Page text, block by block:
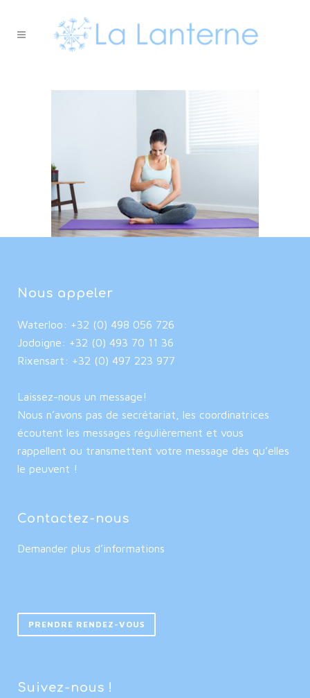
Nous appeler
Waterloo: +32 (0) 498 056 726
Jodoigne: +32 (0) 493 70 11 36
Rixensart: +32 (0) 497 223 977
Laissez-nous un message!
Nous n’avons pas de secrétariat, les coordinatrices
écoutent les messages régulièrement et vous
rappellent ou transmettent votre message dès qu’elles
le peuvent !
Contactez-nous
Demander plus d’informations
PRENDRE RENDEZ-VOUS
Suivez-nous !